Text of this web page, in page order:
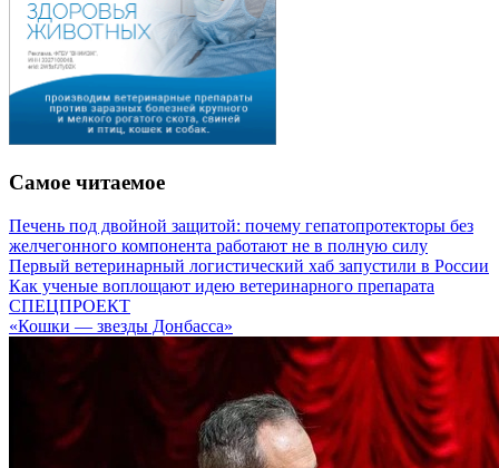
Самое читаемое
Печень под двойной защитой: почему гепатопротекторы без
желчегонного компонента работают не в полную силу
Первый ветеринарный логистический хаб запустили в России
Как ученые воплощают идею ветеринарного препарата
СПЕЦПРОЕКТ
«Кошки — звезды Донбасса»